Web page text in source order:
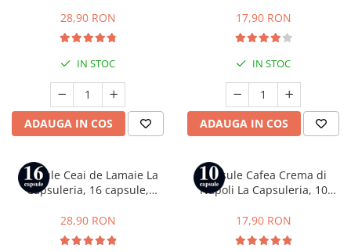
28,90 RON
IN STOC
ADAUGA IN COS
17,90 RON
IN STOC
ADAUGA IN COS
Capsule Ceai de Lamaie La
Capsuleria, 16 capsule,
28,90 RON
Capsule Cafea Crema di
Napoli La Capsuleria, 10
Bialetti
17,90 RON